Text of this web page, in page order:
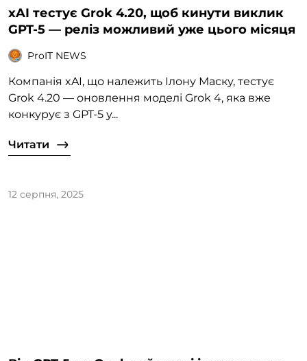
xAI тестує Grok 4.20, щоб кинути виклик
GPT-5 — реліз можливий уже цього місяця
ProIT NEWS
Компанія xAI, що належить Ілону Маску, тестує
Grok 4.20 — оновлення моделі Grok 4, яка вже
конкурує з GPT-5 у...
Читати
12 серпня, 2025